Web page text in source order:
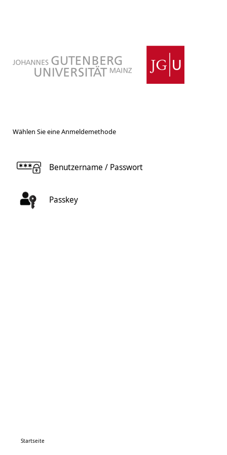
Wählen Sie eine Anmeldemethode
Benutzername / Passwort
Passkey
Startseite